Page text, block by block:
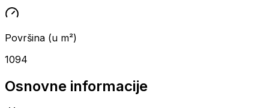
Površina (u m²)
1094
Osnovne informacije